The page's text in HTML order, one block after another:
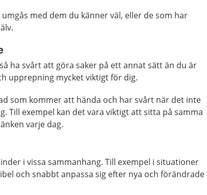
med dem du känner väl, eller de som har
ha svårt att göra saker på ett annat sätt än du är
upprepning mycket viktigt för dig.
som kommer att hända och har svårt när det inte
Till exempel kan det vara viktigt att sitta på samma
varje dag.
i vissa sammanhang. Till exempel i situationer
och snabbt anpassa sig efter nya och förändrade